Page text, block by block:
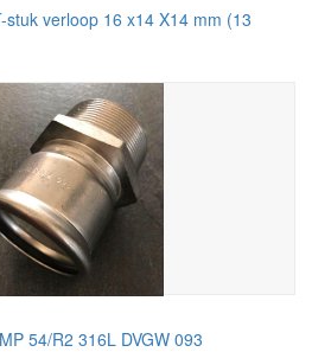
verloop 16 x14 X14 mm (13
54/R2 316L DVGW 093